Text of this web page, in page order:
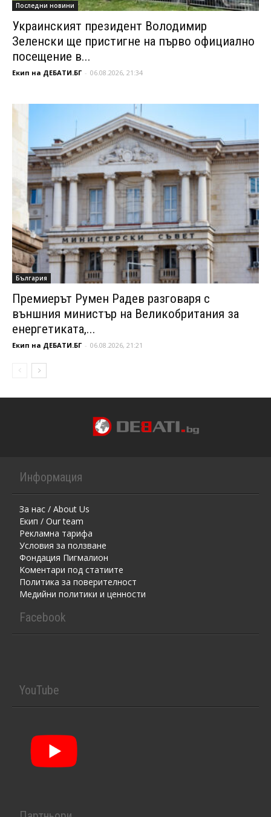
Последни новини
Украинският президент Володимир
Зеленски ще пристигне на първо официално
посещение в...
Екип на ДЕБАТИ.БГ - 06.08.2026, 21:34
България
Премиерът Румен Радев разговаря с
външния министър на Великобритания за
енергетиката,...
Екип на ДЕБАТИ.БГ - 06.08.2026, 21:21
Информация
За нас / About Us
Екип / Our team
Рекламна тарифа
Условия за ползване
Фондация Пигмалион
Kоментaри под статиите
Политика за поверителност
Медийни политики и ценности
Facebook
YouTube